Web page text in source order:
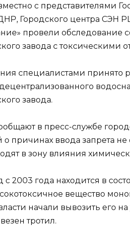
с представителями
Городского центра СЭН
провели обследование
завода с токсическими
специалистами принято
завода.
в пресс-службе
причинах ввода запрета не
в зону влияния
с 2003 года находится в
вещество
начали вывозить его
тротил.